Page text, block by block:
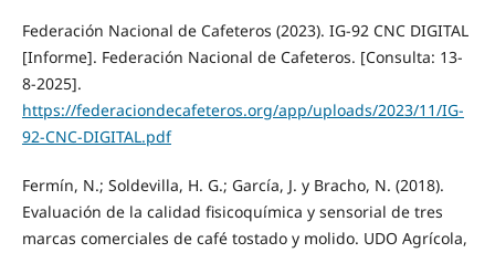
Federación Nacional de Cafeteros (2023). IG‑92 CNC DIGITAL
[Informe]. Federación Nacional de Cafeteros. [Consulta: 13-
8-2025].
https://federaciondecafeteros.org/app/uploads/2023/11/IG-
92-CNC-DIGITAL.pdf
Fermín, N.; Soldevilla, H. G.; García, J. y Bracho, N. (2018).
Evaluación de la calidad fisicoquímica y sensorial de tres
marcas comerciales de café tostado y molido. UDO Agrícola,